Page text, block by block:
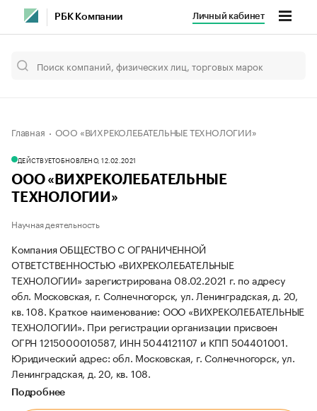
РБК Компании Личный кабинет
Главная ООО «ВИХРЕКОЛЕБАТЕЛЬНЫЕ ТЕХНОЛОГИИ»
ДЕЙСТВУЕТОБНОВЛЕНО, 12.02.2021
ООО «ВИХРЕКОЛЕБАТЕЛЬНЫЕ
ТЕХНОЛОГИИ»
Научная деятельность
Компания ОБЩЕСТВО С ОГРАНИЧЕННОЙ
ОТВЕТСТВЕННОСТЬЮ «ВИХРЕКОЛЕБАТЕЛЬНЫЕ
ТЕХНОЛОГИИ» зарегистрирована 08.02.2021 г. по адресу
обл. Московская, г. Солнечногорск, ул. Ленинградская, д. 20,
кв. 108. Краткое наименование: ООО «ВИХРЕКОЛЕБАТЕЛЬНЫЕ
ТЕХНОЛОГИИ». При регистрации организации присвоен
ОГРН 1215000010587, ИНН 5044121107 и КПП 504401001.
Юридический адрес: обл. Московская, г. Солнечногорск, ул.
Ленинградская, д. 20, кв. 108.
Подробнее